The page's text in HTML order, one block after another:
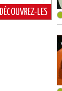
DÉCOUVREZ-LES